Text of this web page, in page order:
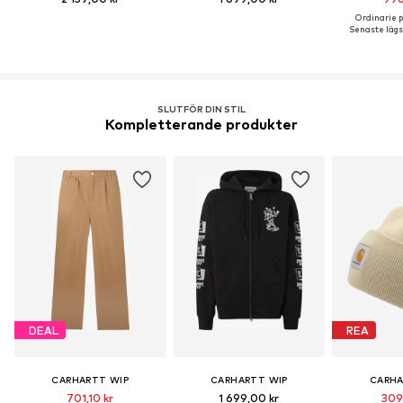
Ordinarie
Senaste
SLUTFÖR DIN STIL
Kompletterande produkter
DEAL
CARHARTT WIP
701,10 kr
CARHARTT WIP
1 699,00 kr
REA